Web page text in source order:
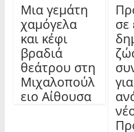
Μια γεμάτη
χαμόγελα
και κέφι
βραδιά
θεάτρου στη
Μιχαλοπούλ
ειο Αίθουσα
σε